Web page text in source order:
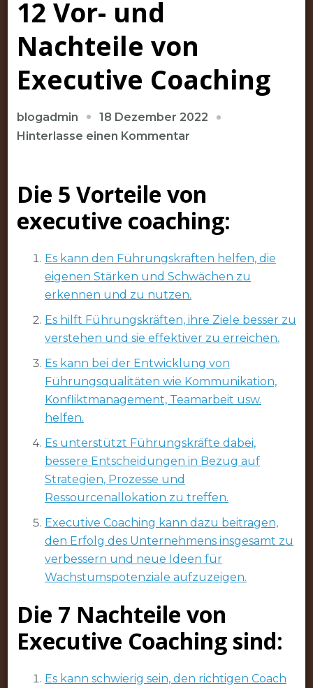
12 Vor- und
Nachteile von
Executive Coaching
blogadmin
18 Dezember 2022
Hinterlasse einen Kommentarzu
und
von
Coaching
Die 5 Vorteile von
executive coaching:
Es kann den Führungskräften helfen, die
eigenen Stärken und Schwächen zu
erkennen und zu nutzen.
Es hilft Führungskräften, ihre Ziele besser zu
verstehen und sie effektiver zu erreichen.
Es kann bei der Entwicklung von
Führungsqualitäten wie Kommunikation,
Konfliktmanagement, Teamarbeit usw.
helfen.
Es unterstützt Führungskräfte dabei,
bessere Entscheidungen in Bezug auf
Strategien, Prozesse und
Ressourcenallokation zu treffen.
Executive Coaching kann dazu beitragen,
den Erfolg des Unternehmens insgesamt zu
verbessern und neue Ideen für
Wachstumspotenziale aufzuzeigen.
Die 7 Nachteile von
Executive Coaching sind:
Es kann schwierig sein, den richtigen Coach